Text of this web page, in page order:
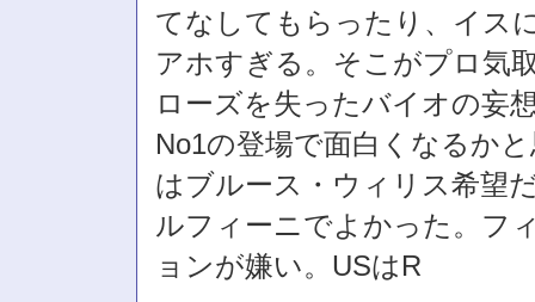
てなしてもらったり、イス
アホすぎる。そこがプロ気
ローズを失ったバイオの妄
No1の登場で面白くなるか
はブルース・ウィリス希望
ルフィーニでよかった。フ
ョンが嫌い。USはR